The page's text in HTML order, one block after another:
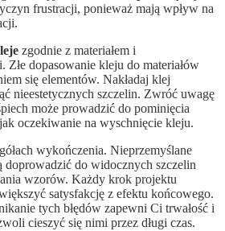
frustracji, ponieważ mają wpływ na
zgodnie z materiałem i
Złe dopasowanie kleju do materiałów
się elementów. Nakładaj klej
nieestetycznych szczelin. Zwróć uwagę
może prowadzić do pominięcia
oczekiwanie na wyschnięcie kleju.
wykończenia. Nieprzemyślane
doprowadzić do widocznych szczelin
wzorów. Każdy krok projektu
satysfakcję z efektu końcowego.
tych błędów zapewni Ci trwałość i
cieszyć się nimi przez długi czas.